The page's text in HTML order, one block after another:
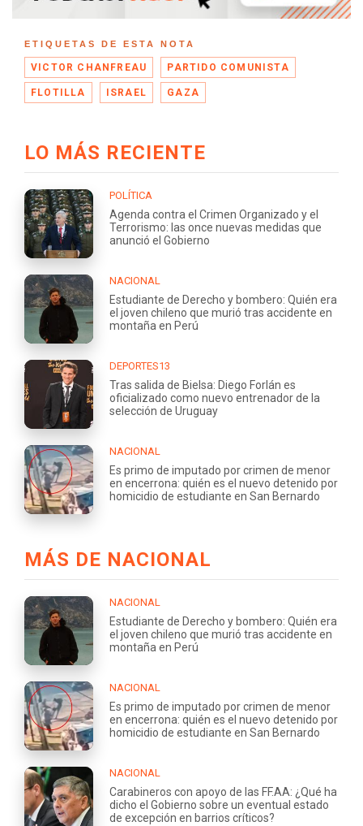
ETIQUETAS DE ESTA NOTA
VICTOR CHANFREAU PARTIDO COMUNISTA
FLOTILLA ISRAEL GAZA
LO MÁS RECIENTE
POLÍTICA
Agenda contra el Crimen Organizado y el
Terrorismo: las once nuevas medidas que
anunció el Gobierno
NACIONAL
Estudiante de Derecho y bombero: Quién era
el joven chileno que murió tras accidente en
montaña en Perú
DEPORTES13
Tras salida de Bielsa: Diego Forlán es
oficializado como nuevo entrenador de la
selección de Uruguay
NACIONAL
Es primo de imputado por crimen de menor
en encerrona: quién es el nuevo detenido por
homicidio de estudiante en San Bernardo
MÁS DE NACIONAL
NACIONAL
Estudiante de Derecho y bombero: Quién era
el joven chileno que murió tras accidente en
montaña en Perú
NACIONAL
Es primo de imputado por crimen de menor
en encerrona: quién es el nuevo detenido por
homicidio de estudiante en San Bernardo
NACIONAL
Carabineros con apoyo de las FF.AA: ¿Qué ha
dicho el Gobierno sobre un eventual estado
de excepción en barrios críticos?